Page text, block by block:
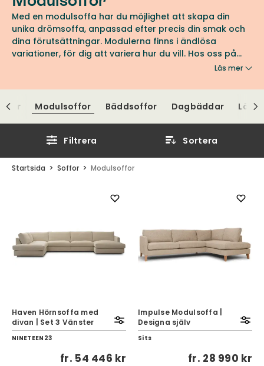
Med en modulsoffa har du möjlighet att skapa din
unika drömsoffa, anpassad efter precis din smak och
dina förutsättningar. Modulerna finns i ändlösa
variationer, för dig att variera hur du vill. Hos oss på
och former.
Läs mer
Modulsoffor Bäddsoffor Dagbäddar
Filtrera Sortera
Startsida Soffor Modulsoffor
Haven Hörnsoffa med
divan | Set 3 Vänster
NINETEEN23
fr. 54 446 kr
Impulse Modulsoffa |
Designa själv
Sits
fr. 28 990 kr